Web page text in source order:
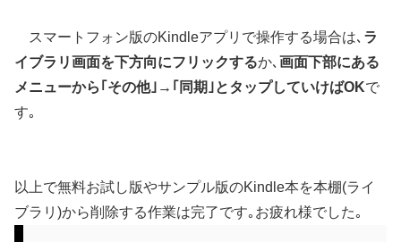
スマートフォン版のKindleアプリで操作する場合は､ ラ
イブラリ画面を下方向にフリックするか､ 画面下部にある
メニューから｢その他｣→｢同期｣とタップしていけばOKで
す｡
以上で無料お試し版やサンプル版のKindle本を本棚(ライ
ブラリ)から削除する作業は完了です｡お疲れ様でした｡